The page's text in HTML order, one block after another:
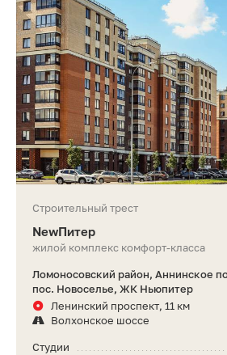
Строительный трест
NewПитер
жилой комплекс комфорт-класса
Ломоносовский район, Аннинское
пос. Новоселье, ЖК Ньюпитер
Ленинский проспект, 11 км
Волхонское шоссе
Студии